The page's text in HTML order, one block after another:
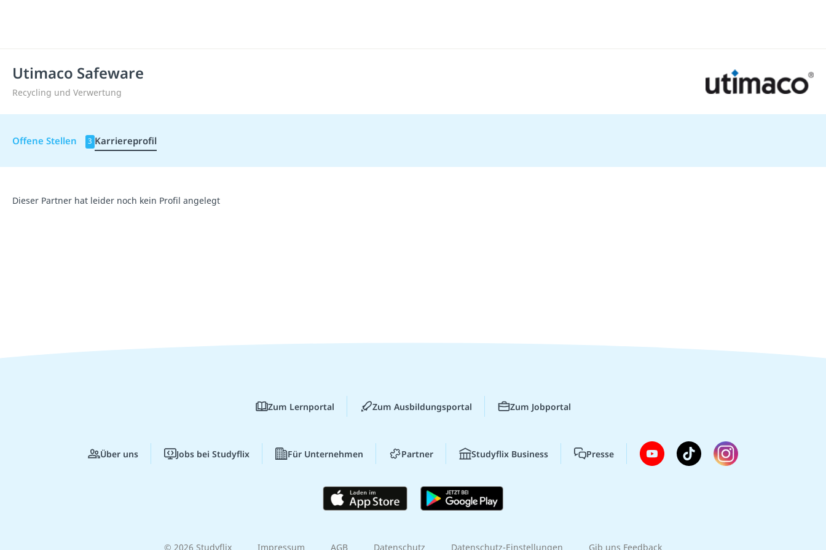
Utimaco Safeware
Recycling und Verwertung
Offene Stellen 3 Karriereprofil
Dieser Partner hat leider noch kein Profil angelegt
Zum Lernportal Zum Ausbildungsportal Zum Jobportal
Über uns Jobs bei Studyflix Für Unternehmen Partner Studyflix Business Presse
© 2026 Studyflix Impressum AGB Datenschutz Datenschutz-Einstellungen Gib uns Feedback